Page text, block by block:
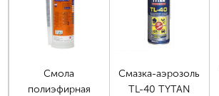
Смола
полиэфирная
Смазка-аэрозоль
TL-40 TYTAN